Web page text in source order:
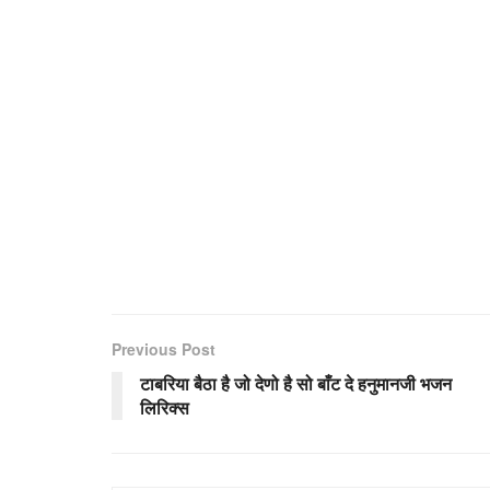
Previous Post
टाबरिया बैठा है जो देणो है सो बाँट दे हनुमानजी भजन
लिरिक्स